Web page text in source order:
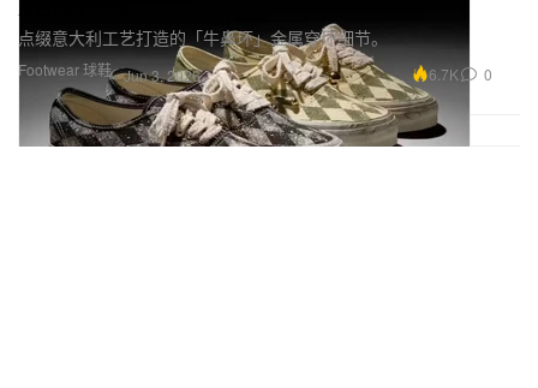
Footwear 球鞋
点缀意大利工艺打造的「牛鼻环」金属穿环细节。
Jun 3, 2026 6.7K 0